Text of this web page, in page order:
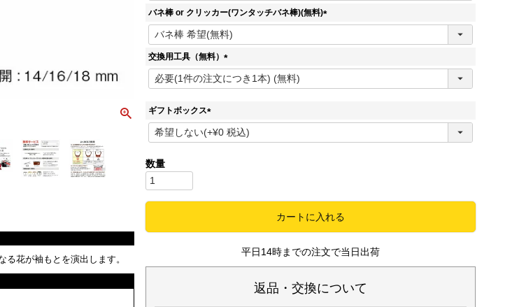
花が袖もとを演出します。
須
バネ棒 or クリッカー(ワンタッチバネ棒)(無料)
(
交換用工具（無料）
(
必
ギフトボックス
(
必
カートに入れる
平日14時までの注文で当日出荷
返品・交換について